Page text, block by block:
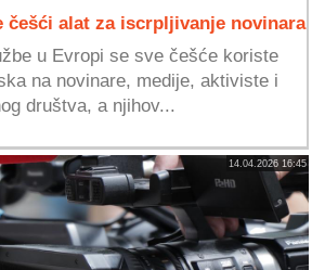
češći alat za iscrpljivanje novinara
u Evropi se sve češće koriste
na novinare, medije, aktiviste i
društva, a njihov...
14.04.2026 16:45